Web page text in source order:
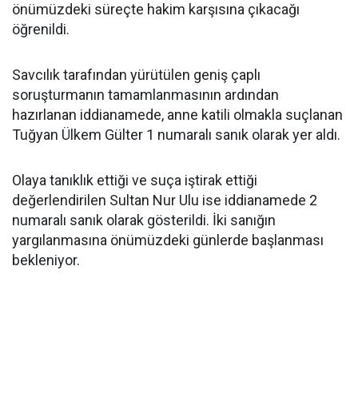
önümüzdeki süreçte hakim karşısına çıkacağı
öğrenildi.
Savcılık tarafından yürütülen geniş çaplı
soruşturmanın tamamlanmasının ardından
hazırlanan iddianamede, anne katili olmakla suçlanan
Tuğyan Ülkem Gülter 1 numaralı sanık olarak yer aldı.
Olaya tanıklık ettiği ve suça iştirak ettiği
değerlendirilen Sultan Nur Ulu ise iddianamede 2
numaralı sanık olarak gösterildi. İki sanığın
yargılanmasına önümüzdeki günlerde başlanması
bekleniyor.